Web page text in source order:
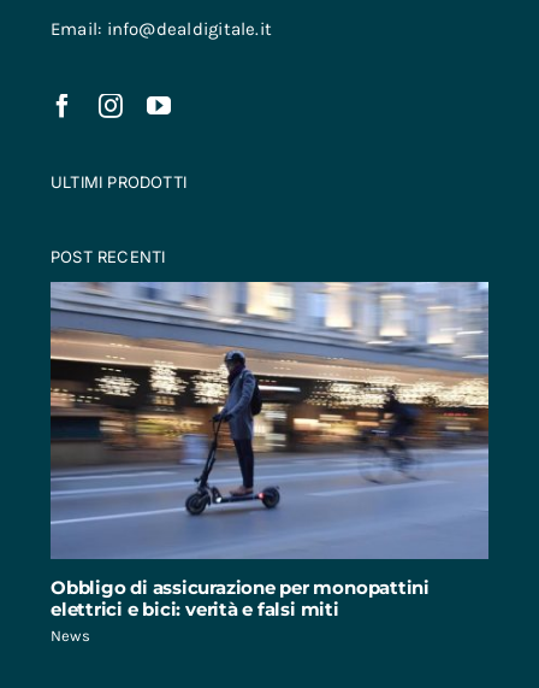
Email: info@dealdigitale.it
ULTIMI PRODOTTI
POST RECENTI
Obbligo di assicurazione per monopattini
elettrici e bici: verità e falsi miti
News